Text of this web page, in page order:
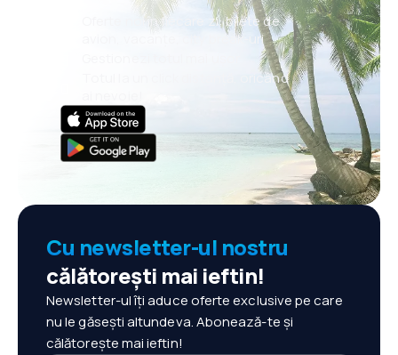
Oferte noi în fiecare zi: bilete de
avion, vacanțe, city break-uri
Totul la un click distanță, oricând
Cu newsletter-ul nostru
călătorești mai ieftin!
Newsletter-ul îți aduce oferte exclusive pe care
nu le găsești altundeva. Abonează-te și
călătorește mai ieftin!